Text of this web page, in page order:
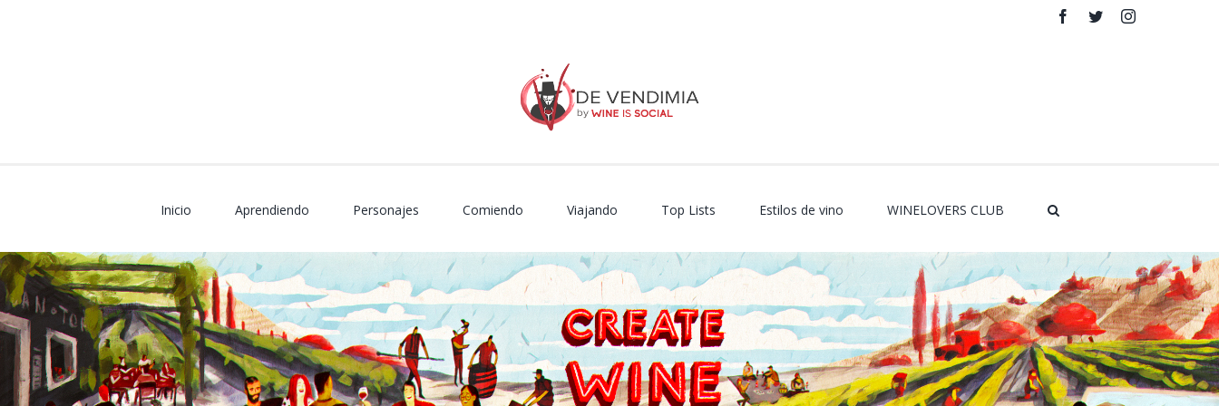
Facebook
TwitterInstagram
Inicio Aprendiendo Personajes Comiendo Viajando Top Lists Estilos de vino WINELOVERS CLUB